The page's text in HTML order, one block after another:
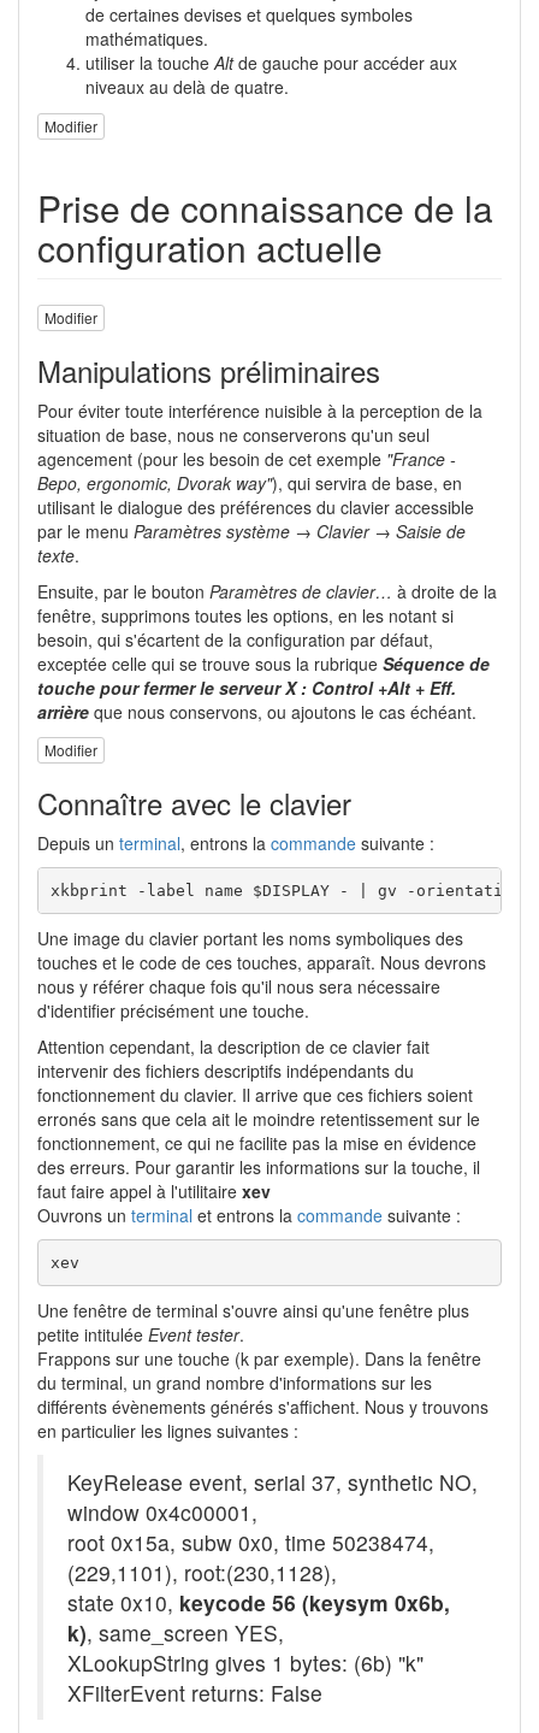
de certaines devises et quelques symboles
mathématiques.
utiliser la toucheAltde gauche pour accéder aux
niveaux au delà de quatre.
Modifier
Prise de connaissance de la
configuration actuelle
Modifier
Manipulations préliminaires
Pour éviter toute interférence nuisible à la perception de la
situation de base, nous ne conserverons qu'un seul
agencement (pour les besoin de cet exemple "France -
Bepo, ergonomic, Dvorak way"), qui servira de base, en
utilisant le dialogue des préférences du clavier accessible
par le menu Paramètres système → Clavier → Saisie de
texte.
Ensuite, par le bouton Paramètres de clavier… à droite de la
fenêtre, supprimons toutes les options, en les notant si
besoin, qui s'écartent de la configuration par défaut,
exceptée celle qui se trouve sous la rubrique Séquence de
touche pour fermer le serveur X : Control +Alt + Eff.
arrière que nous conservons, ou ajoutons le cas échéant.
Modifier
Connaître avec le clavier
Depuis un terminal, entrons la commande suivante :
xkbprint -label name $DISPLAY - | gv -
Une image du clavier portant les noms symboliques des
touches et le code de ces touches, apparaît. Nous devrons
nous y référer chaque fois qu'il nous sera nécessaire
d'identifier précisément une touche.
Attention cependant, la description de ce clavier fait
intervenir des fichiers descriptifs indépendants du
fonctionnement du clavier. Il arrive que ces fichiers soient
erronés sans que cela ait le moindre retentissement sur le
fonctionnement, ce qui ne facilite pas la mise en évidence
des erreurs. Pour garantir les informations sur la touche, il
faut faire appel à l'utilitaire xev
Ouvrons un terminal et entrons la commande suivante :
xev
Une fenêtre de terminal s'ouvre ainsi qu'une fenêtre plus
petite intitulée Event tester.
Frappons sur une touche (k par exemple). Dans la fenêtre
du terminal, un grand nombre d'informations sur les
différents évènements générés s'affichent. Nous y trouvons
en particulier les lignes suivantes :
KeyRelease event, serial 37, synthetic NO,
window 0x4c00001,
root 0x15a, subw 0x0, time 50238474,
(229,1101), root:(230,1128),
state 0x10, keycode 56 (keysym 0x6b,
k), same_screen YES,
XLookupString gives 1 bytes: (6b) "k"
XFilterEvent returns: False